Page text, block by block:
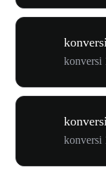
konversi
konversi